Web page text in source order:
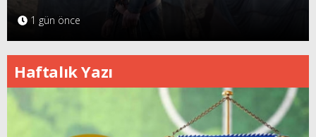
1 gün önce
Haftalık Yazı